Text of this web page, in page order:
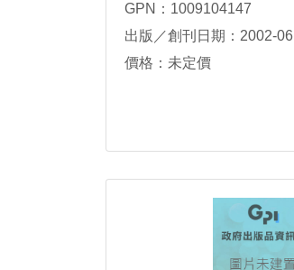
GPN：1009104147
出版／創刊日期：2002-06
價格：未定價